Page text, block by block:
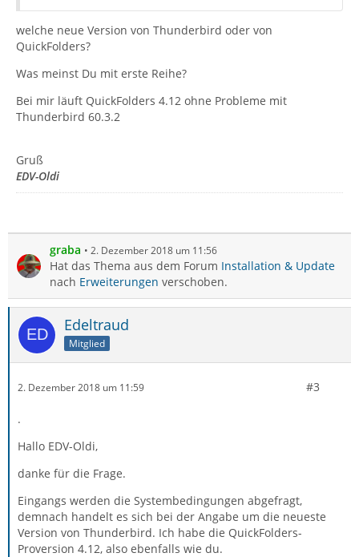
welche neue Version von Thunderbird oder von
QuickFolders?
Was meinst Du mit erste Reihe?
Bei mir läuft QuickFolders 4.12 ohne Probleme mit
Thunderbird 60.3.2
Gruß
EDV-Oldi
graba 2. Dezember 2018 um 11:56
Hat das Thema aus dem Forum Installation & Update
nach Erweiterungen verschoben.
Edeltraud
Mitglied
2. Dezember 2018 um 11:59 #3
.
Hallo EDV-Oldi,
danke für die Frage.
Eingangs werden die Systembedingungen abgefragt,
demnach handelt es sich bei der Angabe um die neueste
Version von Thunderbird. Ich habe die QuickFolders-
Proversion 4.12, also ebenfalls wie du.